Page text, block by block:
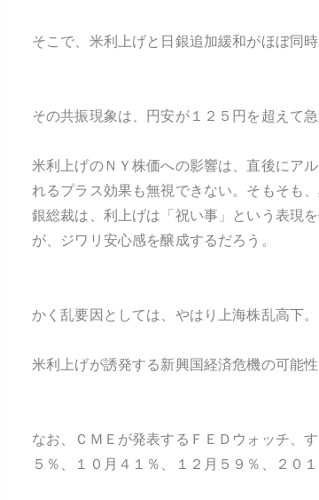
そこで、米利上げと日銀追加緩和がほぼ同
その共振現象は、円安が１２５円を超えて
米利上げのＮＹ株価への影響は、直後にア
れるプラス効果も無視できない。そもそも
銀総裁は、利上げは「祝い事」という表現
が、ジワリ安心感を醸成するだろう。
かく乱要因としては、やはり上海株乱高下。
米利上げが誘発する新興国経済危機の可能
なお、ＣＭＥが発表するＦＥＤウォッチ、
５％、１０月４１％、１２月５９％、２０